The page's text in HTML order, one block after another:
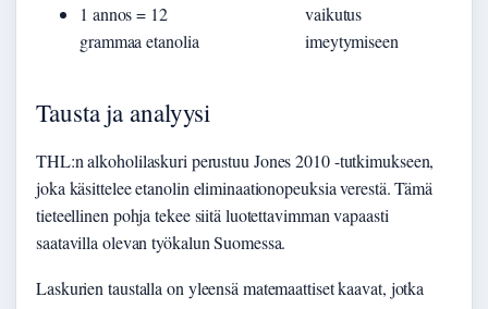
1 annos = 12
grammaa etanolia
vaikutus
imeytymiseen
Tausta ja analyysi
THL:n alkoholilaskuri perustuu Jones 2010 -tutkimukseen,
joka käsittelee etanolin eliminaationopeuksia verestä. Tämä
tieteellinen pohja tekee siitä luotettavimman vapaasti
saatavilla olevan työkalun Suomessa.
Laskurien taustalla on yleensä matemaattiset kaavat, jotka